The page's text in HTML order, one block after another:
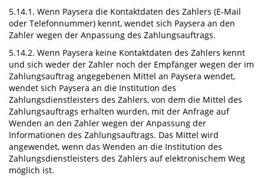
5.14.1. Wenn Paysera die Kontaktdaten des Zahlers (E-Mail
oder Telefonnummer) kennt, wendet sich Paysera an den
Zahler wegen der Anpassung des Zahlungsauftrags.
5.14.2. Wenn Paysera keine Kontaktdaten des Zahlers kennt
und sich weder der Zahler noch der Empfänger wegen der im
Zahlungsauftrag angegebenen Mittel an Paysera wendet,
wendet sich Paysera an die Institution des
Zahlungsdienstleisters des Zahlers, von dem die Mittel des
Zahlungsauftrags erhalten wurden, mit der Anfrage auf
Wenden an den Zahler wegen der Anpassung der
Informationen des Zahlungsauftrags. Das Mittel wird
angewendet, wenn das Wenden an die Institution des
Zahlungsdienstleisters des Zahlers auf elektronischem Weg
möglich ist.